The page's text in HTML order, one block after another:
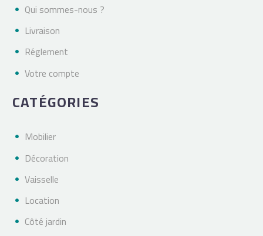
Qui sommes-nous ?
Livraison
Réglement
Votre compte
CATÉGORIES
Mobilier
Décoration
Vaisselle
Location
Côté jardin